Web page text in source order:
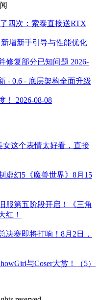
四次：索泰直接送RTX
新增新手引导与性能优化
修复部分已知问题 2026-
- 0.6 - 底层架构全面升级
！
2026-08-08
这个表情太好看，直接
虚幻5《魔兽世界》8月15
服第五阶段开启！《三角
红！
决赛即将打响！8月2日，
与Coser大赏！（5）